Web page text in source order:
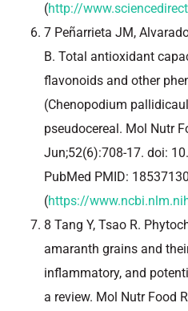
(http://
7 Peñarrieta JM,
B. Total antioxidant
flavonoids and other
(Chenopodium
pseudocereal. Mol Nutr
Jun;52(6):708-17. doi:
PubMed PMID:
(https://
8 Tang Y, Tsao R.
amaranth grains and
inflammatory, and
a review. Mol Nutr Food